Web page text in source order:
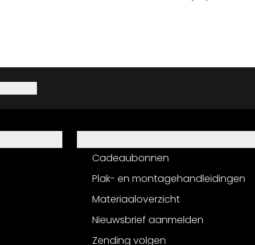
Cadeaubonnen
Plak- en montagehandleidingen
Materiaaloverzicht
Nieuwsbrief aanmelden
Zending volgen